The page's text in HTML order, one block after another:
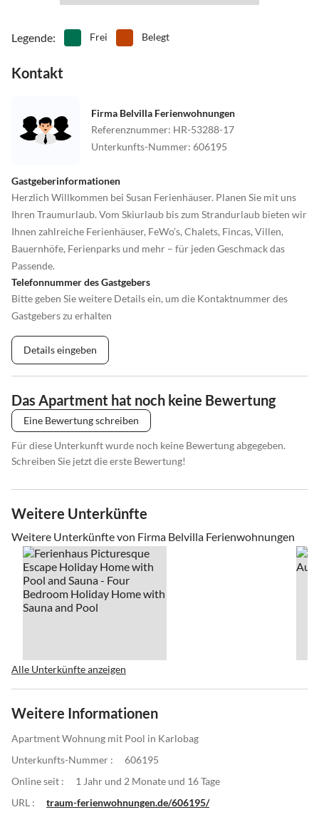
Legende: Frei Belegt
Kontakt
Firma Belvilla Ferienwohnungen
Referenznummer: HR-53288-17
Unterkunfts-Nummer: 606195
Gastgeberinformationen
Herzlich Willkommen bei Susan Ferienhäuser. Planen Sie mit uns
Ihren Traumurlaub. Vom Skiurlaub bis zum Strandurlaub bieten wir
Ihnen zahlreiche Ferienhäuser, FeWo’s, Chalets, Fincas, Villen,
Bauernhöfe, Ferienparks und mehr – für jeden Geschmack das
Passende.
Telefonnummer des Gastgebers
Bitte geben Sie weitere Details ein, um die Kontaktnummer des
Gastgebers zu erhalten
Details eingeben
Das Apartment hat noch keine Bewertung
Eine Bewertung schreiben
Für diese Unterkunft wurde noch keine Bewertung abgegeben.
Schreiben Sie jetzt die erste Bewertung!
Weitere Unterkünfte
Weitere Unterkünfte von Firma Belvilla Ferienwohnungen
Alle Unterkünfte anzeigen
Weitere Informationen
Apartment Wohnung mit Pool in Karlobag
Unterkunfts-Nummer :
606195
Online seit :
1 Jahr und 2 Monate und 16 Tage
URL :
traum-ferienwohnungen.de/606195/